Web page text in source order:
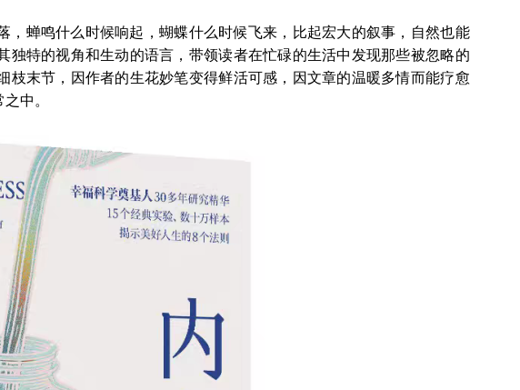
，蝉鸣什么时候响起，蝴蝶什么时候飞来，比起宏大的叙事，自然也能
特的视角和生动的语言，带领读者在忙碌的生活中发现那些被忽略的
末节，因作者的生花妙笔变得鲜活可感，因文章的温暖多情而能疗愈
中。